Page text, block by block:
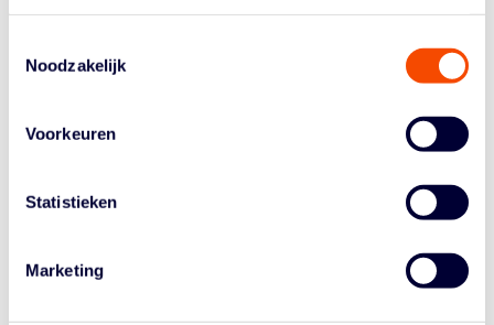
Noodzakelijk
Voorkeuren
Statistieken
Marketing
kennis wordt gemaakt met de sport. Zowel de sporter
mogelijkheden en route tot instroom in het
Wat kun jij doen? Ben jij of ken jij degene die erg lang is
of wordt (meiden > 1.85 meter, jongens > 1.95 meter)?
TeamNL Talentdag en wie weet ben jij wel de scout die